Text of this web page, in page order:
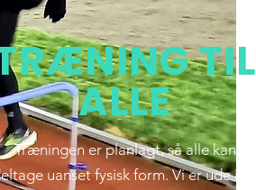
TIL
ALLE
Træningen er planlagt, så alle kan
uanset fysisk form. Vi er ude i alt